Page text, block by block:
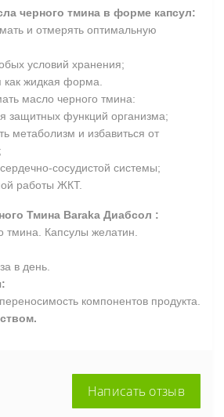
черного тмина в форме капсул:
и отмерять оптимальную
условий хранения;
как жидкая форма.
масло черного тмина:
защитных функций организма;
метаболизм и избавиться от
сосудистой системы;
работы ЖКТ.
Тмина Baraka Диабсол :
тмина. Капсулы желатин.
в день.
компонентов продукта.
Написать отзыв